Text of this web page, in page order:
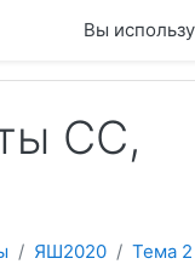
Вы
СС,
ЯШ2020
Тема 2